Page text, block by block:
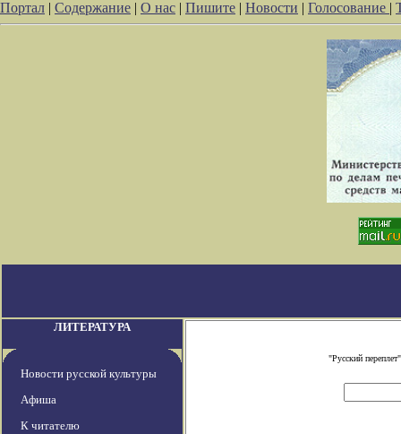
Портал | Содержание | О нас | Пишите | Новости | Голосование |
ЛИТЕРАТУРА
Новости русской культуры
Афиша
К читателю
"Русский